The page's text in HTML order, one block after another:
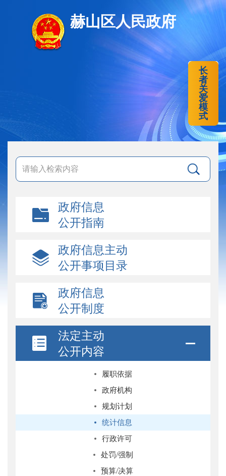
赫山区人民政府
长
者
关
爱
模
式
政府信息
公开指南
政府信息主动
公开事项目录
政府信息
公开制度
法定主动
公开内容
履职依据
政府机构
规划计划
统计信息
行政许可
处罚/强制
预算/决算